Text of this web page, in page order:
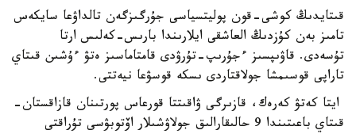
قىتايدىڭ كوشى-قون پوليتسياسى جۇرگىزگەن تالداۋعا سايكەس
تامىز بەن كۇزدىڭ العاشقى ايلارىندا بارىس-كەلىس ارتا
تۇسەدى. قاۋىپسىز ءجۇرىپ-تۇرۋدى قامتاماسىز ەتۋ ءۇشىن قىتاي
تاراپى قوسىمشا جولاقتاردى ىسكە قوسۋعا نيەتتى.
ايتا كەتۋ كەرەك، قازىرگى ۋاقىتتا قورعاس پورتىنان قازاقستان-
قىتاي باعىتىندا 9 حالىقارالىق جولاۋشىلار اۆتوبۋسى تۇراقتى